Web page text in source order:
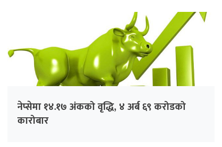
नेप्सेमा १४.१७ अंकको वृद्धि, ४ अर्ब ६९ करोडको
कारोबार